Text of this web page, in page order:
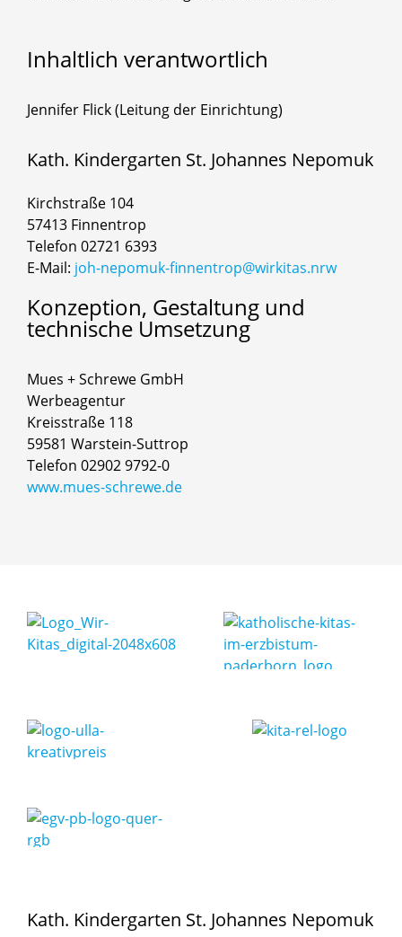
Inhaltlich verantwortlich
Jennifer Flick (Leitung der Einrichtung)
Kath. Kindergarten St. Johannes Nepomuk
Kirchstraße 104
57413 Finnentrop
Telefon 02721 6393
E-Mail: joh-nepomuk-finnentrop@wirkitas.nrw
Konzeption, Gestaltung und
technische Umsetzung
Mues + Schrewe GmbH
Werbeagentur
Kreisstraße 118
59581 Warstein-Suttrop
Telefon 02902 9792-0
www.mues-schrewe.de
Kath. Kindergarten St. Johannes Nepomuk